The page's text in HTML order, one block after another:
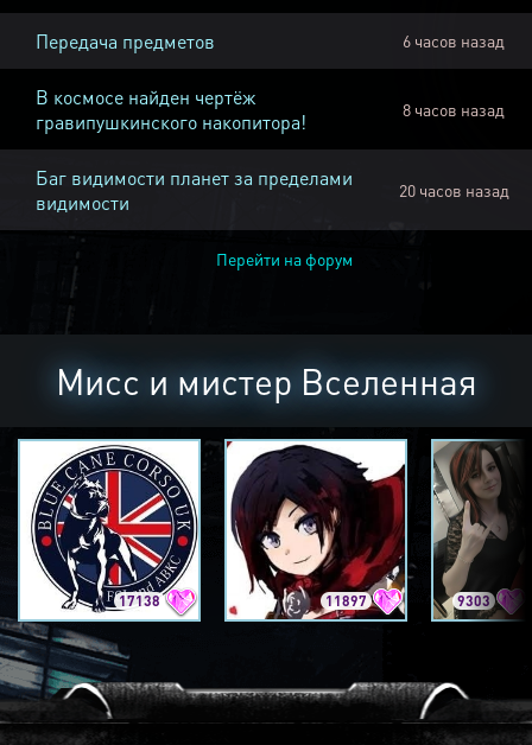
Передача предметов 6 часов назад
В космосе найден чертёж
гравипушкинского накопитора!
8 часов назад
Баг видимости планет за пределами
видимости
20 часов назад
Перейти на форум
Мисс и мистер Вселенная
17138 11897 9303